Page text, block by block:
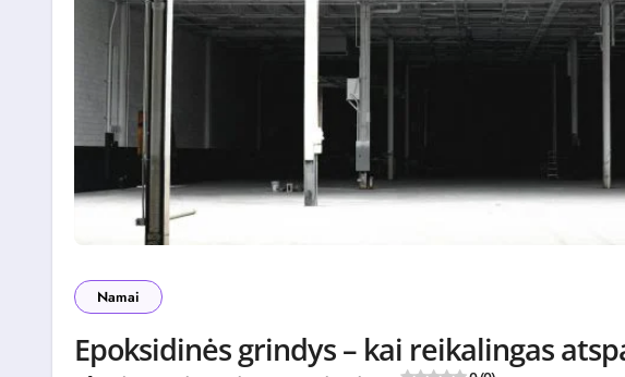
Namai
Epoksidinės grindys – kai reikalingas